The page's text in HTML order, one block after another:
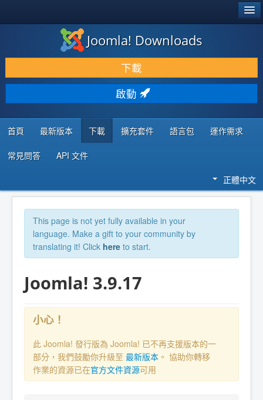
下載 & 擴充
發現 & 學習
社群 & 支援
程式者資源
Joomla! Downloads
下載
啟動
首頁 最新版本 下載 擴充套件 語言包 運作需求
常見問答 API 文件
正體中文
This page is not yet fully available in your
language. Make a gift to your community by
translating it! Click here to start.
Joomla! 3.9.17
小心！
此 Joomla! 發行版為 Joomla! 已不再支援版本的一
部分，我們鼓勵你升級至 最新版本 。 協助你轉移
作業的資源已在官方文件資源可用